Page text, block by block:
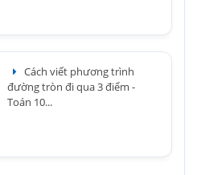
Cách viết phương trình
đường tròn đi qua 3 điểm -
Toán 10...